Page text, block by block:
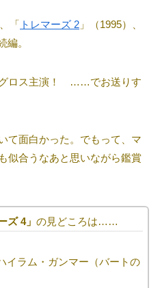
「 トレマーズ 2 」（1995）、
編。
グロス主演！ ……でお送りす
て面白かった。でもって、マ
似合うなあと思いながら鑑賞
ズ 4」 の見どころは……
イラム・ガンマー（バートの